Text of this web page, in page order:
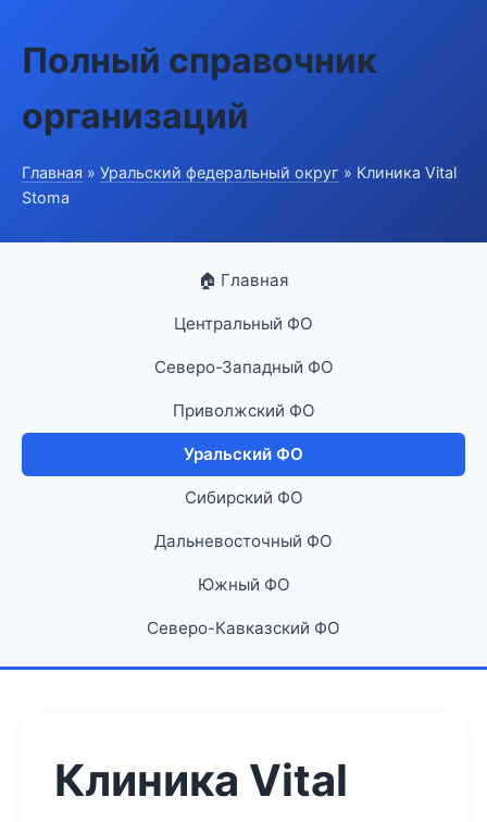
Полный справочник
организаций
Главная » Уральский федеральный округ » Клиника Vital
Stoma
🏠 Главная
Центральный ФО
Северо-Западный ФО
Приволжский ФО
Уральский ФО
Сибирский ФО
Дальневосточный ФО
Южный ФО
Северо-Кавказский ФО
Клиника Vital